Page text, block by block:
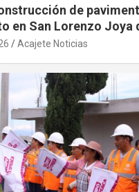
de
en San Lorenzo Joya
Acajete Noticias